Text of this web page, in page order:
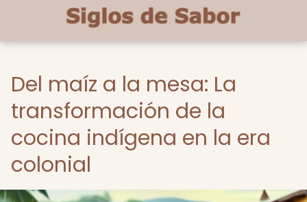
Del maíz a la mesa: La
transformación de la
cocina indígena en la era
colonial